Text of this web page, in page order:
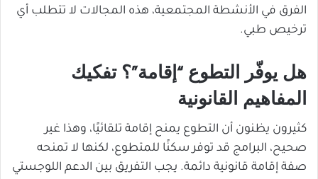
الفرق في الأنشطة المجتمعية، هذه المجالات لا تتطلب أي
ترخيص طبي.
هل يوفّر التطوع “إقامة”؟ تفكيك
المفاهيم القانونية
كثيرون يظنون أن التطوع يمنح إقامة تلقائيًا، وهذا غير
صحيح، البرامج قد توفر سكنًا للمتطوع، لكنها لا تمنحه
صفة إقامة قانونية دائمة. يجب التفريق بين الدعم اللوجستي